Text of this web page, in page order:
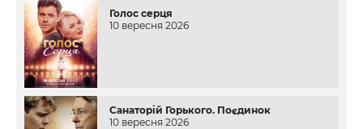
Голос серця
10 вересня 2026
Санаторій Горького. Поєдинок
10 вересня 2026